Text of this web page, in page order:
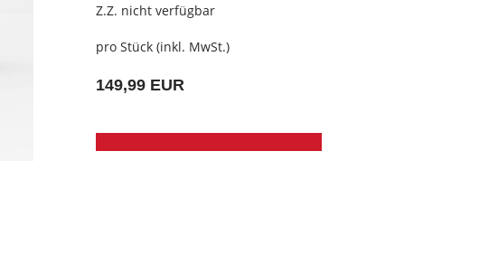
Z.Z. nicht verfügbar
pro Stück (inkl. MwSt.)
149,99 EUR